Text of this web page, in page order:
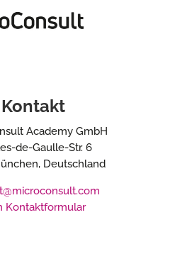
Kontakt
Academy GmbH
de-Gaulle-Str. 6
Deutschland
Kontaktformular